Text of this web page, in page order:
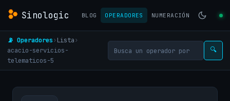
Sinologic BLOG OPERADORES NUMERACIÓN
📡 Operadores› Lista›
acacio-servicios-
telematicos-5
🔍